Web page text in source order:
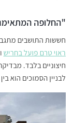
"החלופה
חששות התושבים
ראוי טרם פועל בחריש
חיצוניים בלבד.
לבניין הסמוכים הוא בין 80 ל- 100 מטרים.